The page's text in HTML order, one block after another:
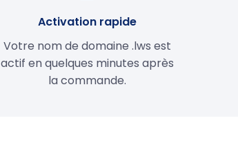
Activation rapide
Votre nom de domaine .lws est
actif en quelques minutes après
la commande.